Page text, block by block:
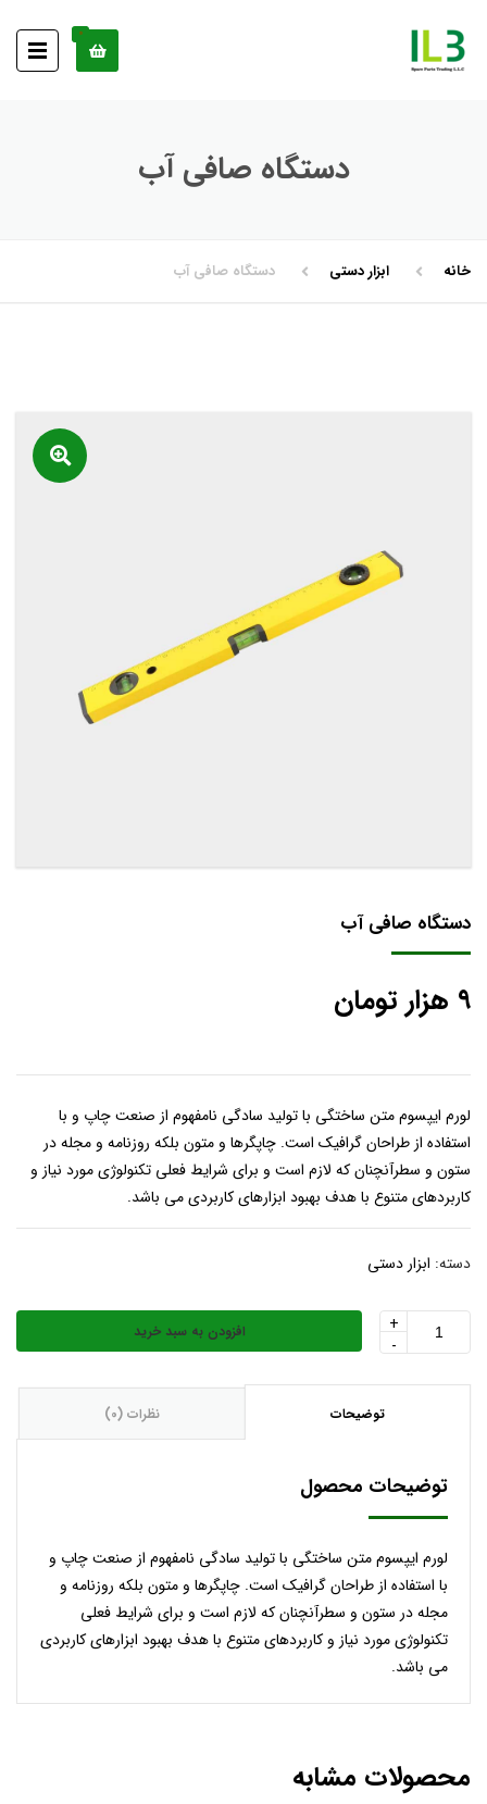
0
دستگاه صافی آب
خانه ابزار دستی دستگاه صافی آب
دستگاه صافی آب
۹ هزار تومان
لورم ایپسوم متن ساختگی با تولید سادگی نامفهوم از صنعت چاپ و با
استفاده از طراحان گرافیک است. چاپگرها و متون بلکه روزنامه و مجله در
ستون و سطرآنچنان که لازم است و برای شرایط فعلی تکنولوژی مورد نیاز و
کاربردهای متنوع با هدف بهبود ابزارهای کاربردی می باشد.
دسته: ابزار دستی
دستگاه
+
-
افزودن به سبد خرید
توضیحات نظرات (0)
توضیحات محصول
لورم ایپسوم متن ساختگی با تولید سادگی نامفهوم از صنعت چاپ و
با استفاده از طراحان گرافیک است. چاپگرها و متون بلکه روزنامه و
مجله در ستون و سطرآنچنان که لازم است و برای شرایط فعلی
تکنولوژی مورد نیاز و کاربردهای متنوع با هدف بهبود ابزارهای کاربردی
می باشد.
محصولات مشابه